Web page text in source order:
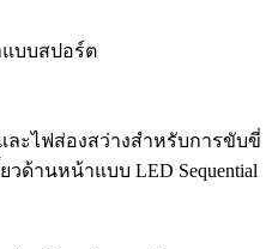
บบสปอร์ต
ะไฟส่องสว่างสำหรับการขับขี่
ด้านหน้าแบบ LED Sequential